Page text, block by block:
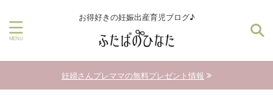
お得好きの妊娠出産育児ブログ♪
妊婦さんプレママの無料プレゼント情報